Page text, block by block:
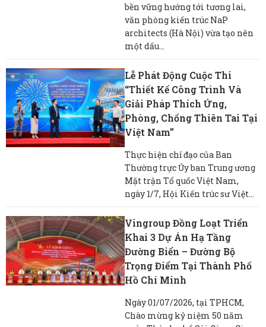
bền vững hướng tới tương lai,
văn phòng kiến trúc NaP
architects (Hà Nội) vừa tạo nên
một dấu...
Lễ Phát Động Cuộc Thi
“Thiết Kế Công Trình Và
Giải Pháp Thích Ứng,
Phòng, Chống Thiên Tai Tại
Việt Nam”
Thực hiện chỉ đạo của Ban
Thường trực Ủy ban Trung ương
Mặt trận Tổ quốc Việt Nam,
ngày 1/7, Hội Kiến trúc sư Việt...
Vingroup Đồng Loạt Triển
Khai 3 Dự Án Hạ Tầng
Đường Biển – Đường Bộ
Trọng Điểm Tại Thành Phố
Hồ Chí Minh
Ngày 01/07/2026, tại TPHCM,
Chào mừng kỷ niệm 50 năm